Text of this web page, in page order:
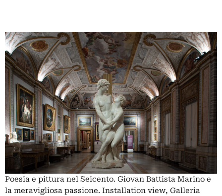
Poesia e pittura nel Seicento. Giovan Battista Marino e
la meravigliosa passione. Installation view, Galleria